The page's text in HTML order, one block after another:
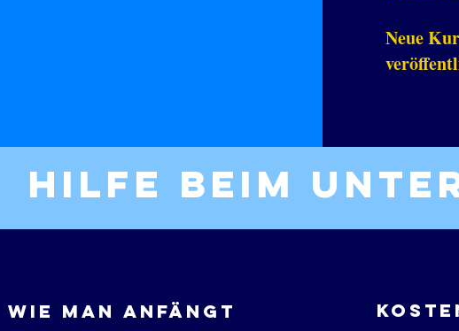
Neue
Hilfe beim
Wie man anfängt